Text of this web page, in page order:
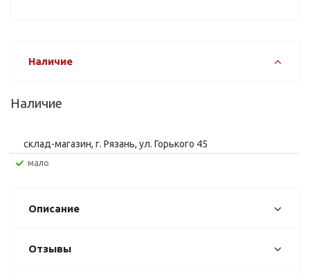
Наличие
Наличие
склад-магазин, г. Рязань, ул. Горького 45
Мало
Описание
Отзывы